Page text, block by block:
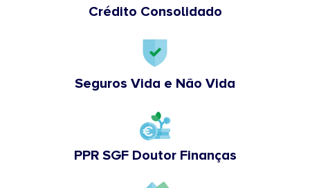
Crédito Consolidado
Seguros Vida e Não Vida
PPR SGF Doutor Finanças